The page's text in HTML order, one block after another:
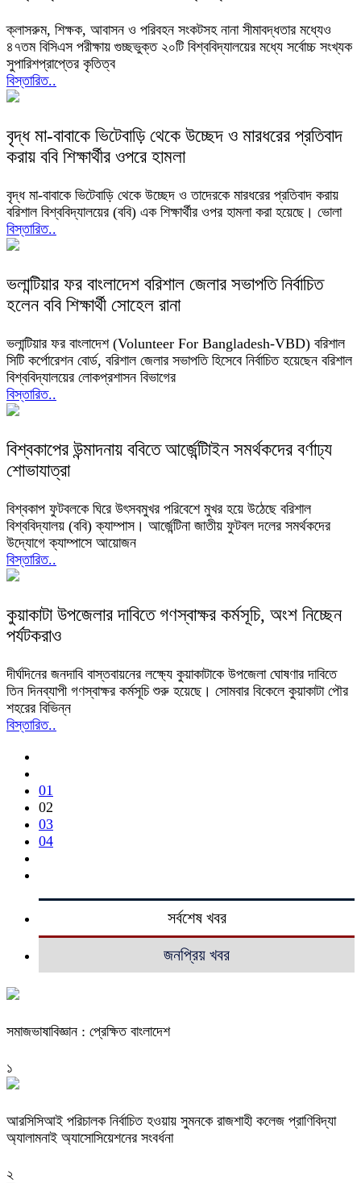
ক্লাসরুম, শিক্ষক, আবাসন ও পরিবহন সংকটসহ নানা সীমাবদ্ধতার মধ্যেও
৪৭তম বিসিএস পরীক্ষায় গুচ্ছভুক্ত ২০টি বিশ্ববিদ্যালয়ের মধ্যে সর্বোচ্চ সংখ্যক
সুপারিশপ্রাপ্তের কৃতিত্ব
বিস্তারিত..
বৃদ্ধ মা-বাবাকে ভিটেবাড়ি থেকে উচ্ছেদ ও মারধরের প্রতিবাদ
করায় ববি শিক্ষার্থীর ওপরে হামলা
বৃদ্ধ মা-বাবাকে ভিটেবাড়ি থেকে উচ্ছেদ ও তাদেরকে মারধরের প্রতিবাদ করায়
বরিশাল বিশ্ববিদ্যালয়ের (ববি) এক শিক্ষার্থীর ওপর হামলা করা হয়েছে। ভোলা
বিস্তারিত..
ভলান্টিয়ার ফর বাংলাদেশ বরিশাল জেলার সভাপতি নির্বাচিত
হলেন ববি শিক্ষার্থী সোহেল রানা
ভলান্টিয়ার ফর বাংলাদেশ (Volunteer For Bangladesh-VBD) বরিশাল
সিটি কর্পোরেশন বোর্ড, বরিশাল জেলার সভাপতি হিসেবে নির্বাচিত হয়েছেন বরিশাল
বিশ্ববিদ্যালয়ের লোকপ্রশাসন বিভাগের
বিস্তারিত..
বিশ্বকাপের উন্মাদনায় ববিতে আর্জেন্টিাইন সমর্থকদের বর্ণাঢ্য
শোভাযাত্রা
বিশ্বকাপ ফুটবলকে ঘিরে উৎসবমুখর পরিবেশে মুখর হয়ে উঠেছে বরিশাল
বিশ্ববিদ্যালয় (ববি) ক্যাম্পাস। আর্জেন্টিনা জাতীয় ফুটবল দলের সমর্থকদের
উদ্যোগে ক্যাম্পাসে আয়োজন
বিস্তারিত..
কুয়াকাটা উপজেলার দাবিতে গণস্বাক্ষর কর্মসূচি, অংশ নিচ্ছেন
পর্যটকরাও
দীর্ঘদিনের জনদাবি বাস্তবায়নের লক্ষ্যে কুয়াকাটাকে উপজেলা ঘোষণার দাবিতে
তিন দিনব্যাপী গণস্বাক্ষর কর্মসূচি শুরু হয়েছে। সোমবার বিকেলে কুয়াকাটা পৌর
শহরের বিভিন্ন
বিস্তারিত..
01
02
03
04
সর্বশেষ খবর
জনপ্রিয় খবর
সমাজভাষাবিজ্ঞান : প্রেক্ষিত বাংলাদেশ
১
আরসিসিআই পরিচালক নির্বাচিত হওয়ায় সুমনকে রাজশাহী কলেজ প্রাণিবিদ্যা
অ্যালামনাই অ্যাসোসিয়েশনের সংবর্ধনা
২